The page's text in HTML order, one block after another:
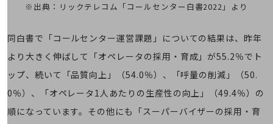
衛星携帯電話
料金
料金TOP
ドコモBiz データ無制限 ドコモ MAX ドコモ mini ドコモBiz かけ放題
ケータイプラン
※出典：リックテレコム「コールセンター白書2022」より
同白書で「コールセンター運営課題」についての結果は、昨年
より大きく伸ばして「オペレータの採用・育成」が55.2％でト
ップ、続いて「品質向上」（54.0％）、「呼量の削減」（50.
0％）、「オペレータ1人あたりの生産性の向上」（49.4％）の
順になっています。その他にも「スーパーバイザーの採用・育